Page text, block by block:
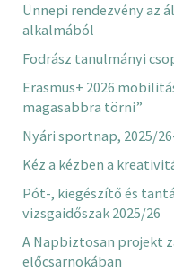
Ünnepi rendezvény az
alkalmából
Fodrász tanulmányi
Erasmus+ 2026
magasabbra törni”
Nyári sportnap, 2025/
Kéz a kézben a
Pót-, kiegészítő és
vizsgaidőszak 2025/26
A Napbiztosan projekt
előcsarnokában